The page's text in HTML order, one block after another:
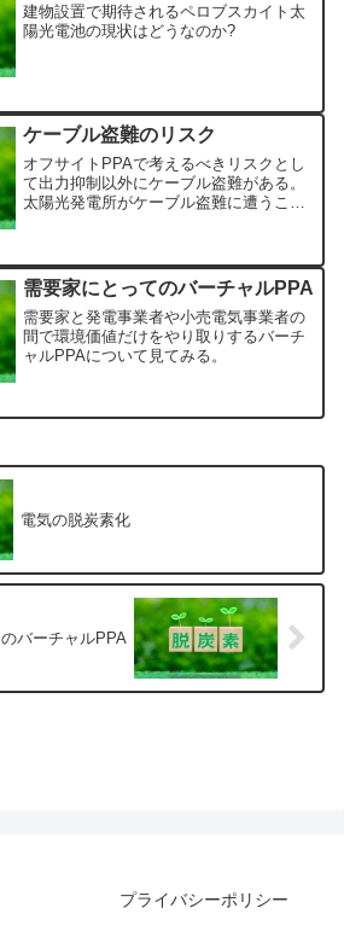
建物設置で期待されるペロブスカイト太
陽光電池の現状はどうなのか?
ケーブル盗難のリスク
オフサイトPPAで考えるべきリスクとし
て出力抑制以外にケーブル盗難がある。
太陽光発電所がケーブル盗難に遭うこと
できないなどのリスクがある。
需要家にとってのバーチャルPPA
需要家と発電事業者や小売電気事業者の
間で環境価値だけをやり取りするバーチ
ャルPPAについて見てみる。
電気の脱炭素化
バーチャルPPA
プライバシーポリシー